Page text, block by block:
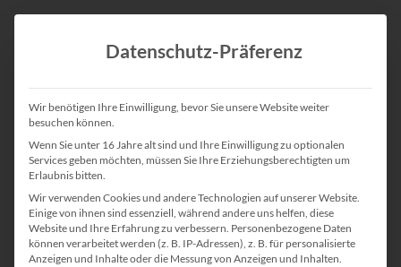
Datenschutz-Präferenz
Wir benötigen Ihre Einwilligung, bevor Sie unsere Website weiter
besuchen können.
Wenn Sie unter 16 Jahre alt sind und Ihre Einwilligung zu optionalen
Services geben möchten, müssen Sie Ihre Erziehungsberechtigten um
Erlaubnis bitten.
Wir verwenden Cookies und andere Technologien auf unserer Website.
Einige von ihnen sind essenziell, während andere uns helfen, diese
Website und Ihre Erfahrung zu verbessern. Personenbezogene Daten
können verarbeitet werden (z. B. IP-Adressen), z. B. für personalisierte
Anzeigen und Inhalte oder die Messung von Anzeigen und Inhalten.